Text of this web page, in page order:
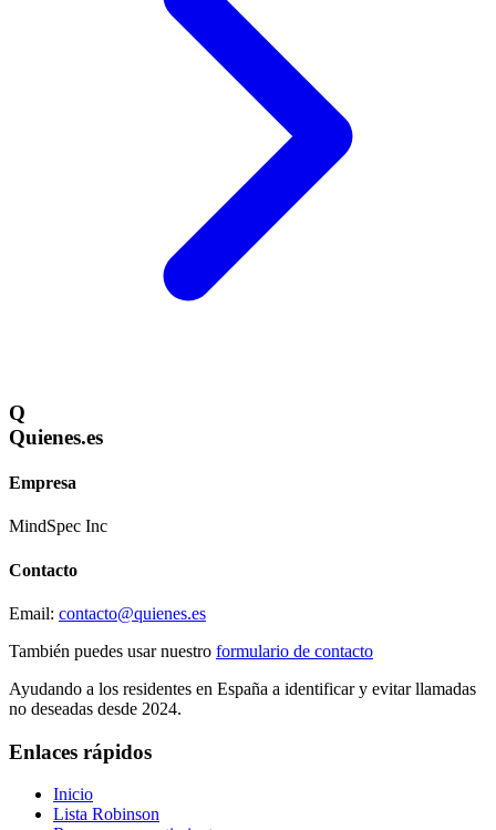
Q
Quienes.es
Empresa
MindSpec Inc
Contacto
Email: contacto@quienes.es
También puedes usar nuestro formulario de contacto
Ayudando a los residentes en España a identificar y evitar llamadas
no deseadas desde 2024.
Enlaces rápidos
Inicio
Lista Robinson